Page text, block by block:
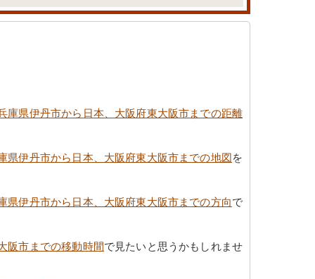
庫県伊丹市から日本、大阪府東大阪市までの距離
県伊丹市から日本、大阪府東大阪市までの地図を
県伊丹市から日本、大阪府東大阪市までの方向で
阪市までの移動時間で見たいと思うかもしれませ